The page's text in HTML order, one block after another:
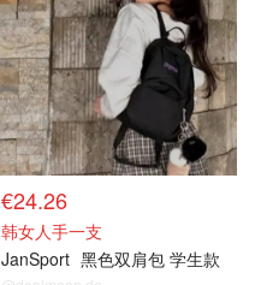
€24.26
韩女人手一支
JanSport 黑色双肩包 学生款